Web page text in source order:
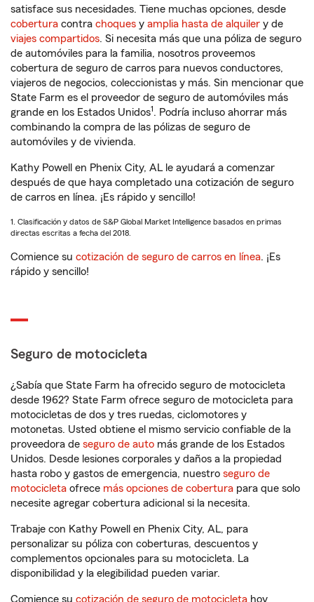
satisface sus necesidades. Tiene muchas opciones, desde
cobertura contra choques y amplia hasta de alquiler y de
viajes compartidos. Si necesita más que una póliza de seguro
de automóviles para la familia, nosotros proveemos
cobertura de seguro de carros para nuevos conductores,
viajeros de negocios, coleccionistas y más. Sin mencionar que
State Farm es el proveedor de seguro de automóviles más
grande en los Estados Unidos1. Podría incluso ahorrar más
combinando la compra de las pólizas de seguro de
automóviles y de vivienda.
Kathy Powell en Phenix City, AL le ayudará a comenzar
después de que haya completado una cotización de seguro
de carros en línea. ¡Es rápido y sencillo!
1. Clasificación y datos de S&P Global Market Intelligence basados en primas
directas escritas a fecha del 2018.
Comience su cotización de seguro de carros en línea. ¡Es
rápido y sencillo!
Seguro de motocicleta
¿Sabía que State Farm ha ofrecido seguro de motocicleta
desde 1962? State Farm ofrece seguro de motocicleta para
motocicletas de dos y tres ruedas, ciclomotores y
motonetas. Usted obtiene el mismo servicio confiable de la
proveedora de seguro de auto más grande de los Estados
Unidos. Desde lesiones corporales y daños a la propiedad
hasta robo y gastos de emergencia, nuestro seguro de
motocicleta ofrece más opciones de cobertura para que solo
necesite agregar cobertura adicional si la necesita.
Trabaje con Kathy Powell en Phenix City, AL, para
personalizar su póliza con coberturas, descuentos y
complementos opcionales para su motocicleta. La
disponibilidad y la elegibilidad pueden variar.
Comience su cotización de seguro de motocicleta hoy